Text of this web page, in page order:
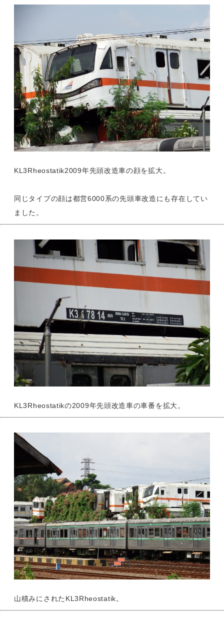
KL3Rheostatik2009年先頭改造車の顔を拡大。
同じタイプの顔は都営6000系の先頭車改造にも存在してい
ました。
KL3Rheostatikの2009年先頭改造車の車番を拡大。
山積みにされたKL3Rheostatik。